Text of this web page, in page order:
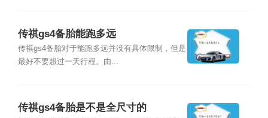
传祺gs4备胎能跑多远
传祺gs4备胎对于能跑多远并没有具体限制，但是
最好不要超过一天行程。由...
传祺gs4备胎是不是全尺寸的